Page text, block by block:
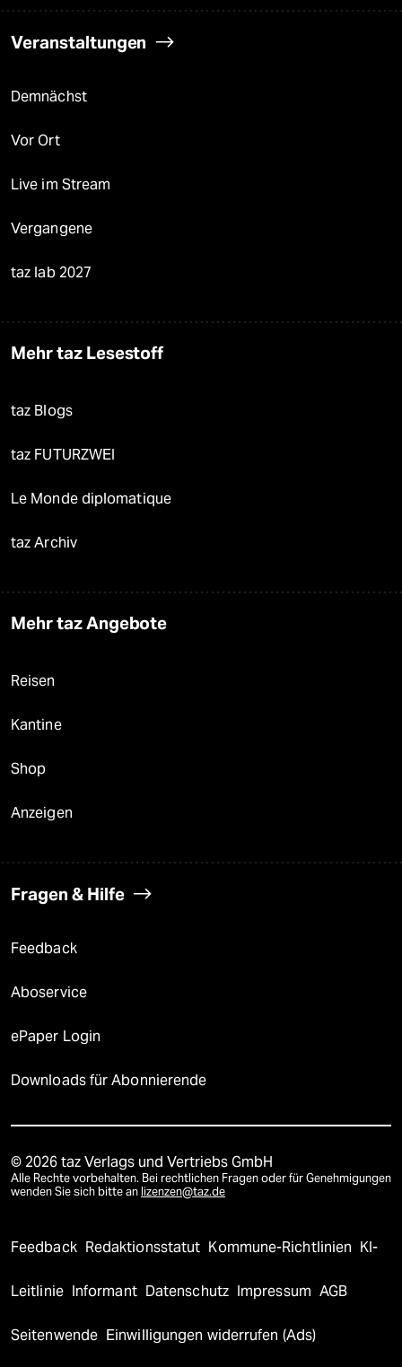
Veranstaltungen
Demnächst
Vor Ort
Live im Stream
Vergangene
taz lab 2027
Mehr taz Lesestoff
taz Blogs
taz FUTURZWEI
Le Monde diplomatique
taz Archiv
Mehr taz Angebote
Reisen
Kantine
Shop
Anzeigen
Fragen & Hilfe
Feedback
Aboservice
ePaper Login
Downloads für Abonnierende
© 2026 taz Verlags und Vertriebs GmbH
Alle Rechte vorbehalten. Bei rechtlichen Fragen oder für Genehmigungen
wenden Sie sich bitte an lizenzen@taz.de
Feedback Redaktionsstatut Kommune-Richtlinien KI-
Leitlinie Informant Datenschutz Impressum AGB
Seitenwende Einwilligungen widerrufen (Ads)